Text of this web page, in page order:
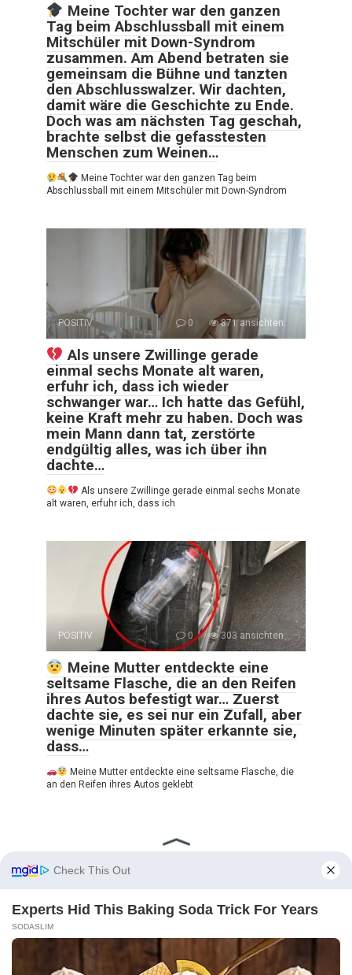
Meine Tochter war den ganzen
Tag beim Abschlussball mit einem
Mitschüler mit Down-Syndrom
zusammen. Am Abend betraten sie
gemeinsam die Bühne und tanzten
den Abschlusswalzer. Wir dachten,
damit wäre die Geschichte zu Ende.
Doch was am nächsten Tag geschah,
brachte selbst die gefasstesten
Menschen zum Weinen…
Meine Tochter war den ganzen Tag beim
Abschlussball mit einem Mitschüler mit Down-Syndrom
POSITIV 0 871 ansichten:
Als unsere Zwillinge gerade
einmal sechs Monate alt waren,
erfuhr ich, dass ich wieder
schwanger war… Ich hatte das Gefühl,
keine Kraft mehr zu haben. Doch was
mein Mann dann tat, zerstörte
endgültig alles, was ich über ihn
dachte…
Als unsere Zwillinge gerade einmal sechs Monate
alt waren, erfuhr ich, dass ich
POSITIV 0 303 ansichten:
Meine Mutter entdeckte eine
seltsame Flasche, die an den Reifen
ihres Autos befestigt war… Zuerst
dachte sie, es sei nur ein Zufall, aber
wenige Minuten später erkannte sie,
dass…
Meine Mutter entdeckte eine seltsame Flasche, die
an den Reifen ihres Autos geklebt
Seitennummerierung
der
1 2